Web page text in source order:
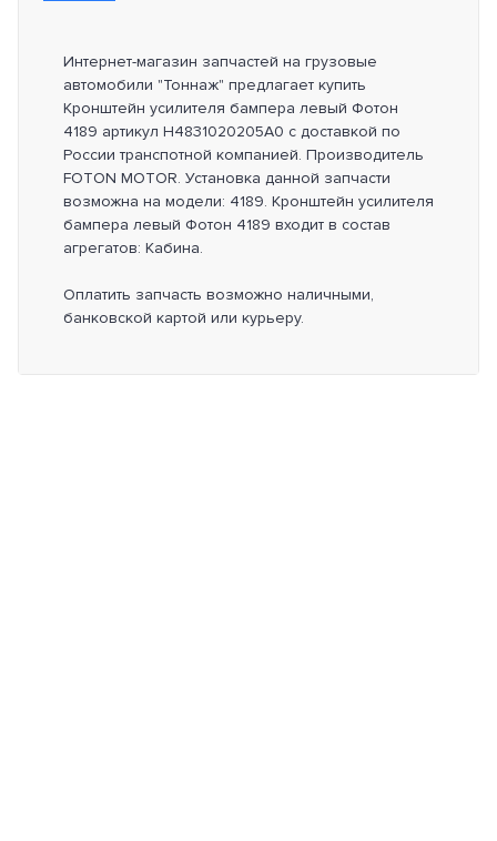
Интернет-магазин запчастей на грузовые
автомобили "Тоннаж" предлагает купить
Кронштейн усилителя бампера левый Фотон
4189 артикул H4831020205A0 с доставкой по
России транспотной компанией. Производитель
FOTON MOTOR. Установка данной запчасти
возможна на модели: 4189. Кронштейн усилителя
бампера левый Фотон 4189 входит в состав
агрегатов: Кабина.
Оплатить запчасть возможно наличными,
банковской картой или курьеру.